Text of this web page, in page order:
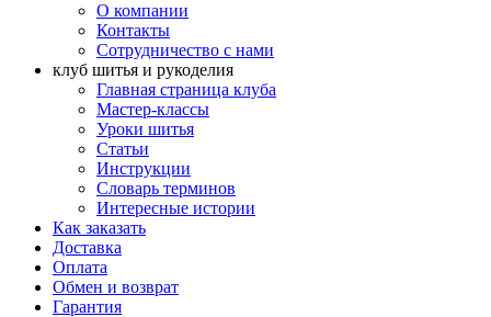
О компании
Контакты
Сотрудничество с нами
клуб шитья и рукоделия
Главная страница клуба
Мастер-классы
Уроки шитья
Статьи
Инструкции
Словарь терминов
Интересные истории
Как заказать
Доставка
Оплата
Обмен и возврат
Гарантия